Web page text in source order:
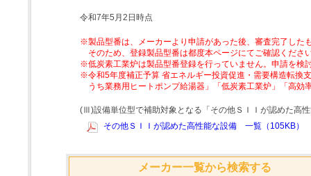
令和7年5月2日時点
※製品型番は、メーカーより申請があった後、審査完了した
そのため、登録製品型番は都度本ページにてご確認くださ
※低炭素工業炉は製品型番登録を行っていません。申請を検
※令和5年度補正予算 省エネルギー投資促進・需要構造転換
うち業務用ヒートポンプ給湯器」「低炭素工業炉」「高
(Ⅲ)設備単位型で補助対象となる「その他ＳＩＩが認めた高
その他ＳＩＩが認めた高性能な設備 一覧（105KB）
メーカー一覧から検索する